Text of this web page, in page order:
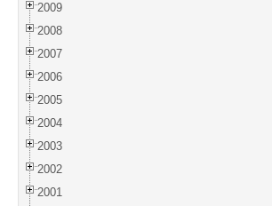
2009
2008
2007
2006
2005
2004
2003
2002
2001